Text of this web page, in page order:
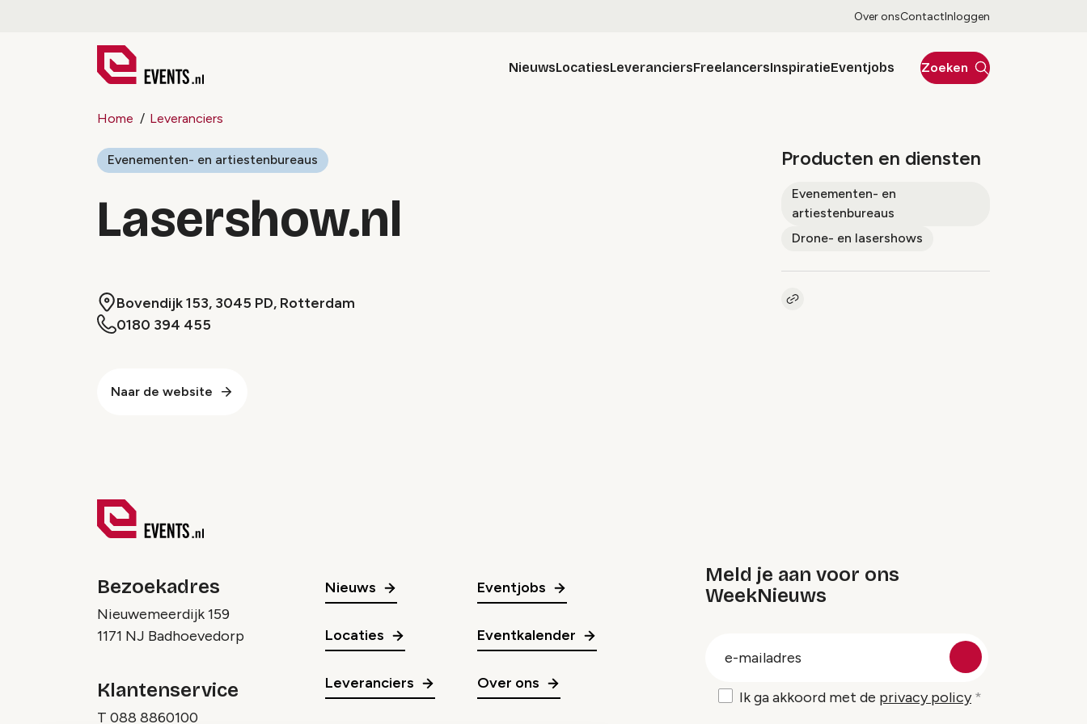
Over onsContactInloggen
NieuwsLocatiesLeveranciersFreelancersInspiratieEventjobs Zoeken
Home Leveranciers
Evenementen- en artiestenbureaus
Lasershow.nl
Bovendijk 153, 3045 PD, Rotterdam
0180 394 455
Naar de website
Producten en diensten
Evenementen- en
artiestenbureaus
Drone- en lasershows
Kopieer link naar pagina
Bezoekadres
Nieuwemeerdijk 159
1171 NJ Badhoevedorp
Klantenservice
T 088 8860100
Nieuws
Locaties
Leveranciers
Eventjobs
Eventkalender
Over ons
Meld je aan voor ons
WeekNieuws
Ik ga akkoord met de privacy policy